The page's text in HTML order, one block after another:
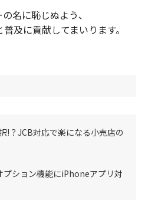
お問い合わせ
名に恥じぬよう、
及に貢献してまいります。
!？JCB対応で楽になる小売店の
プション機能にiPhoneアプリ対